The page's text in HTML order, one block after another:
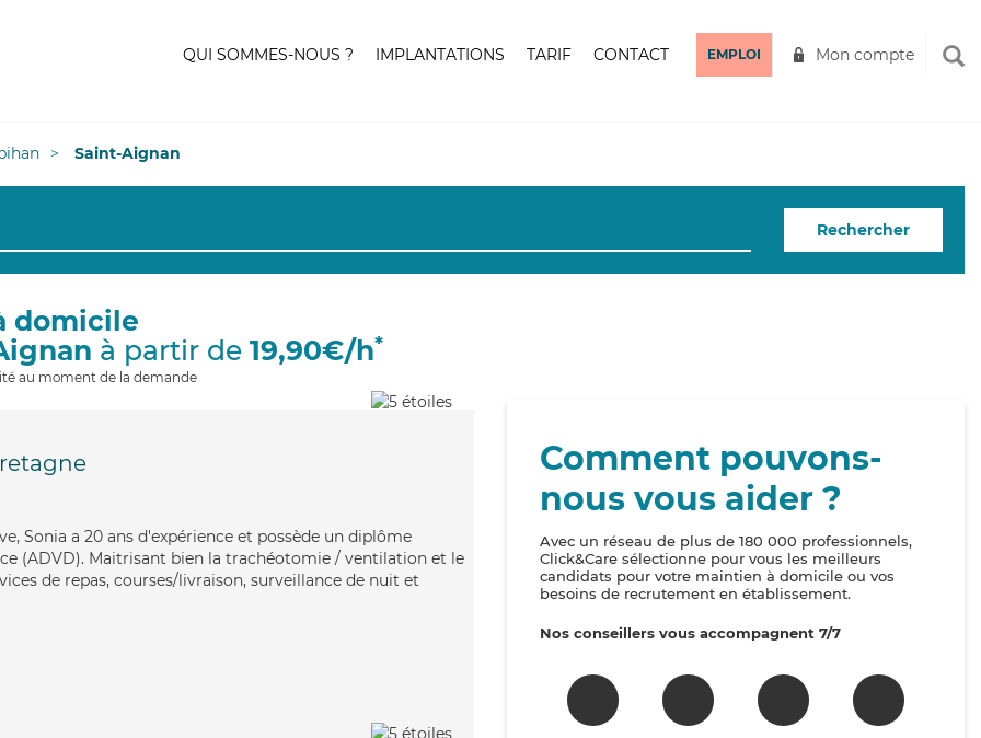
QUI SOMMES-NOUS ? IMPLANTATIONS TARIF CONTACT EMPLOI Mon compte
Saint-Aignan
Rechercher
domicile
à partir de 19,90€/h*
au moment de la demande
Sonia a 20 ans d'expérience et possède un diplôme
(ADVD). Maitrisant bien la trachéotomie / ventilation et le
de repas, courses/livraison, surveillance de nuit et
Comment pouvons-
nous vous aider ?
Avec un réseau de plus de 180 000 professionnels,
Click&Care sélectionne pour vous les meilleurs
candidats pour votre maintien à domicile ou vos
besoins de recrutement en établissement.
Nos conseillers vous accompagnent 7/7